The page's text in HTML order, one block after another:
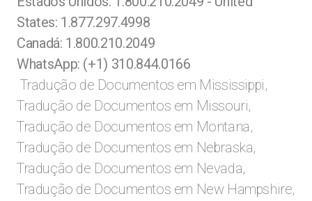
States: 1.877.297.4998
Canadá: 1.800.210.2049
WhatsApp: (+1) 310.844.0166
Tradução de Documentos em Mississippi,
Tradução de Documentos em Missouri,
Tradução de Documentos em Montana,
Tradução de Documentos em Nebraska,
Tradução de Documentos em Nevada,
Tradução de Documentos em New Hampshire,